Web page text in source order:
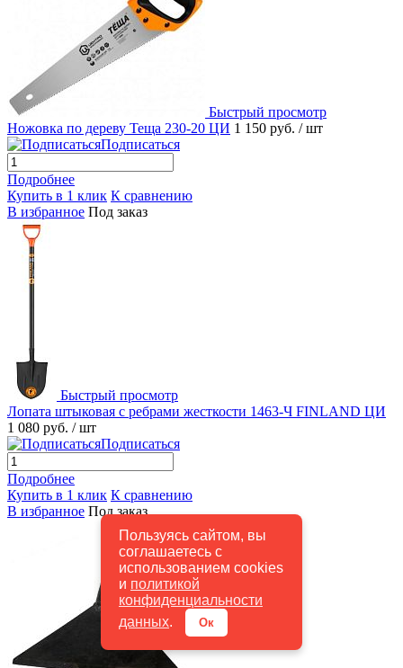
Пользуясь сайтом, вы
соглашаетесь с
использованием cookies
и политикой
конфиденциальности
данных. Ок
Быстрый просмотр
Ножовка по дереву Теща 230-20 ЦИ 1 150 руб. / шт
Подписаться
Подробнее
Купить в 1 клик К сравнению
В избранное Под заказ
Быстрый просмотр
Лопата штыковая с ребрами жесткости 1463-Ч FINLAND ЦИ
1 080 руб. / шт
Подписаться
Подробнее
Купить в 1 клик К сравнению
В избранное Под заказ